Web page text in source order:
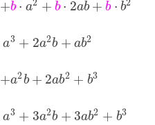
グラフと領域
+b ⋅ a2 + b ⋅ 2ab + b ⋅ b2
a3 + 2a2b + ab2
+a2b + 2ab2 + b3
a3 + 3a2b + 3ab2 + b3